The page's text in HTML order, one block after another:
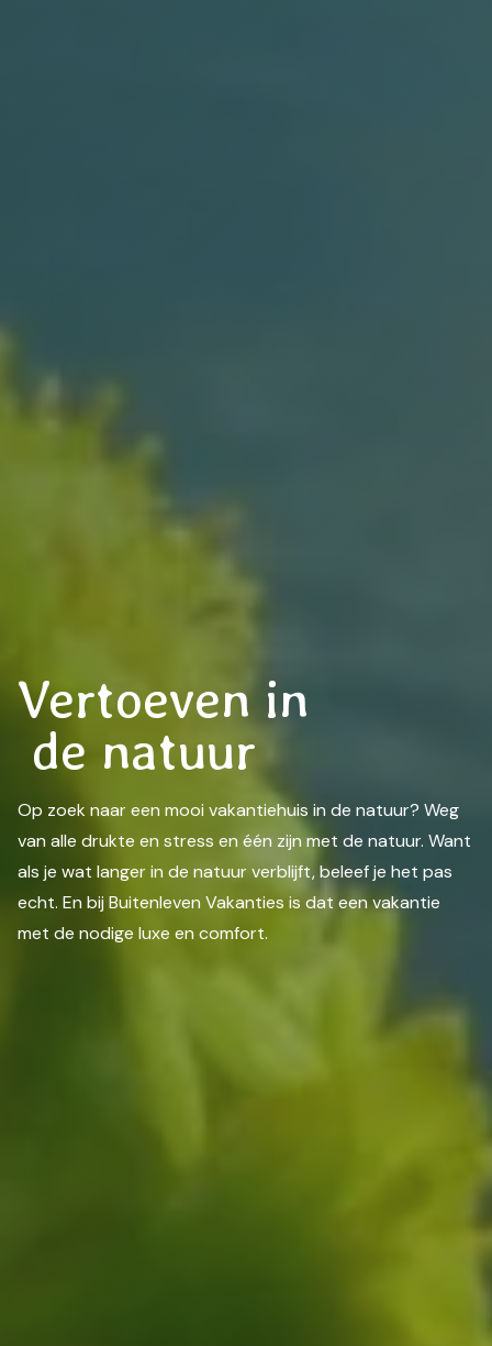
Vertoeven in
de natuur
Op zoek naar een mooi vakantiehuis in de natuur? Weg
van alle drukte en stress en één zijn met de natuur. Want
als je wat langer in de natuur verblijft, beleef je het pas
echt. En bij Buitenleven Vakanties is dat een vakantie
met de nodige luxe en comfort.